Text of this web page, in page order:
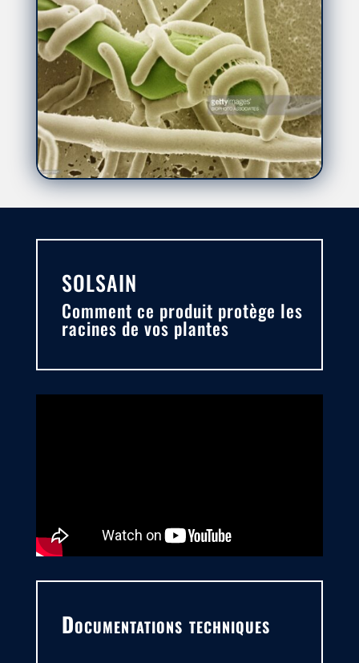
SOLSAIN
Comment ce produit protège les
racines de vos plantes
Documentations techniques